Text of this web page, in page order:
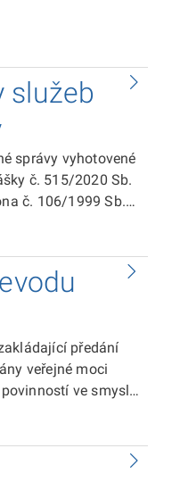
služeb
správy vyhotovené
č. 515/2020 Sb.
č. 106/1999 Sb.
předání
veřejné moci
ve smyslu